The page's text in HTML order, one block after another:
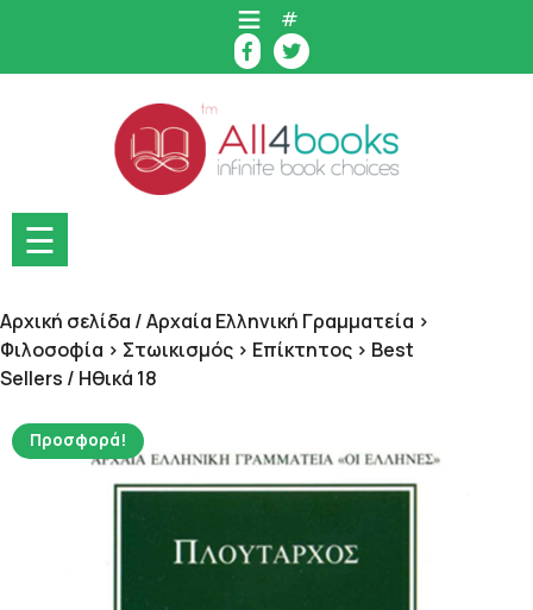
content
#
☰
Αρχική σελίδα /Αρχαία Ελληνική Γραμματεία >
Φιλοσοφία > Στωικισμός > Επίκτητος > Best
Sellers / Ηθικά 18
Προσφορά!